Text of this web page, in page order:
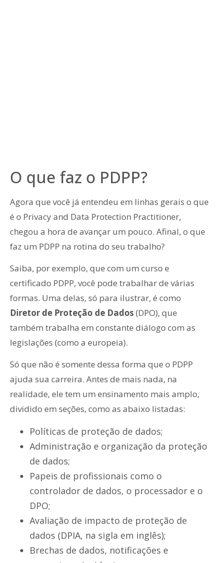
O que faz o PDPP?
Agora que você já entendeu em linhas gerais o que
é o Privacy and Data Protection Practitioner,
chegou a hora de avançar um pouco. Afinal, o que
faz um PDPP na rotina do seu trabalho?
Saiba, por exemplo, que com um curso e
certificado PDPP, você pode trabalhar de várias
formas. Uma delas, só para ilustrar, é como
Diretor de Proteção de Dados(DPO), que
também trabalha em constante diálogo com as
legislações (como a europeia).
Só que não é somente dessa forma que o PDPP
ajuda sua carreira. Antes de mais nada, na
realidade, ele tem um ensinamento mais amplo,
dividido em seções, como as abaixo listadas:
Políticas de proteção de dados;
Administração e organização da proteção
de dados;
Papeis de profissionais como o
controlador de dados, o processador e o
DPO;
Avaliação de impacto de proteção de
dados (DPIA, na sigla em inglês);
Brechas de dados, notificações e